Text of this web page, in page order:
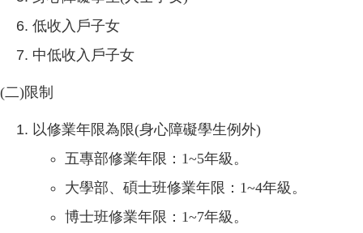
低收入戶子女
中低收入戶子女
(二)限制
以修業年限為限(身心障礙學生例外)
五專部修業年限：1~5年級。
大學部、碩士班修業年限：1~4年級。
博士班修業年限：1~7年級。